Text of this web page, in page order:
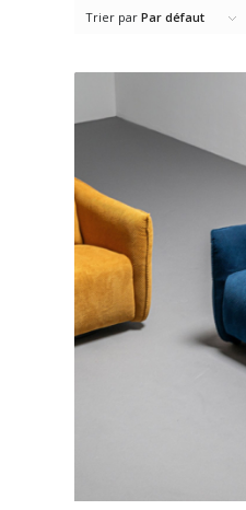
Trier par Par défaut